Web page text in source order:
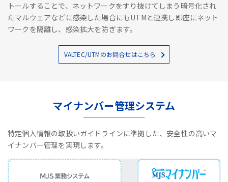
トールすることで、ネットワークをすり抜けてしまう暗号化され
たマルウェアなどに感染した場合にもUTMと連携し即座にネット
ワークを隔離し、感染拡大を防ぎます。
VALTEC/UTMのお問合せはこちら
マイナンバー管理システム
特定個人情報の取扱いガイドラインに準拠した、安全性の高いマ
イナンバー管理を実現します。